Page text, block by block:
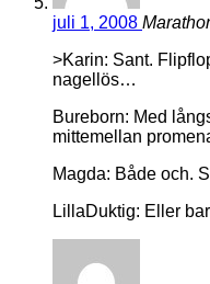
juli 1, 2008
>Karin: Sant.
nagellös…
Bureborn: Med
mittemellan
Magda: Både och.
LillaDuktig: Eller